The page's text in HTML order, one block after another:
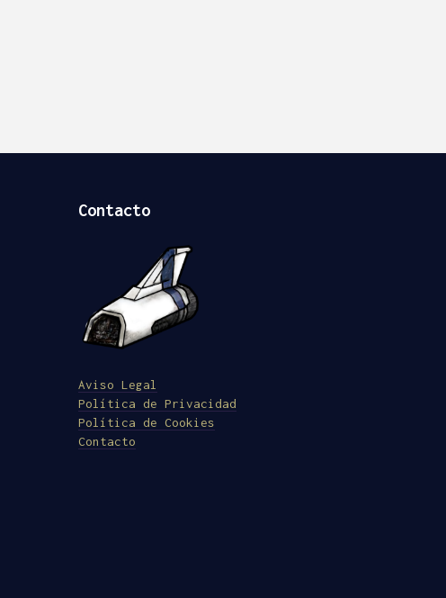
Contacto
Aviso Legal
Política de Privacidad
Política de Cookies
Contacto